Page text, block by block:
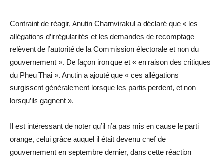
Contraint de réagir, Anutin Charnvirakul a déclaré que « les
allégations d’irrégularités et les demandes de recomptage
relèvent de l’autorité de la Commission électorale et non du
gouvernement ». De façon ironique et « en raison des critiques
du Pheu Thai », Anutin a ajouté que « ces allégations
surgissent généralement lorsque les partis perdent, et non
lorsqu’ils gagnent ».
Il est intéressant de noter qu’il n’a pas mis en cause le parti
orange, celui grâce auquel il était devenu chef de
gouvernement en septembre dernier, dans cette réaction